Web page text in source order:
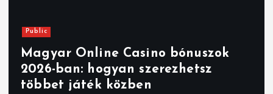
Public
Magyar Online Casino bónuszok
2026-ban: hogyan szerezhetsz
többet játék közben